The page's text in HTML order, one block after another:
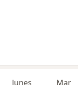
lunes Mar